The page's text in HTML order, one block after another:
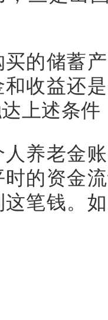
的储蓄
收益还
上述条
养老金
的资金
笔钱。